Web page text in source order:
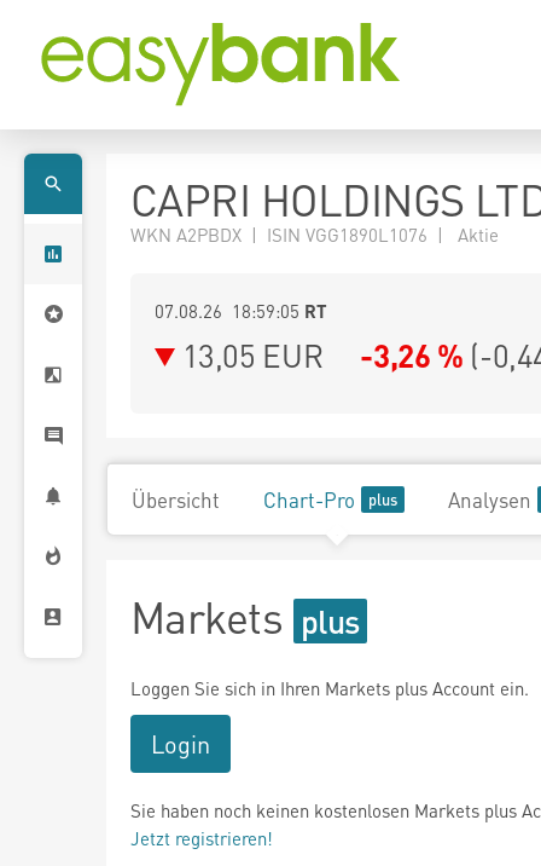
CAPRI HOLDINGS
WKN A2PBDX | ISIN VGG1890L1076 | Aktie
07.08.26 18:59:05 RT
13,05 EUR -3,26 % (-
Übersicht Chart-Pro Analysen
Markets
Loggen Sie sich in Ihren Markets plus Account ein.
Login
Sie haben noch keinen kostenlosen Markets plus
Jetzt registrieren!